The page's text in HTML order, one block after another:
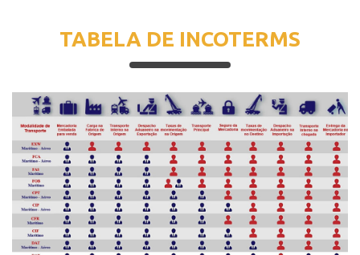
TABELA DE INCOTERMS